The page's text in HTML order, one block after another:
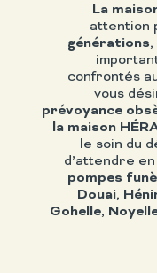
La
attention
générations
confrontés
vous
prévoyance
la maison
le soin du
d’attendre
pompes
Douai,
Gohelle,